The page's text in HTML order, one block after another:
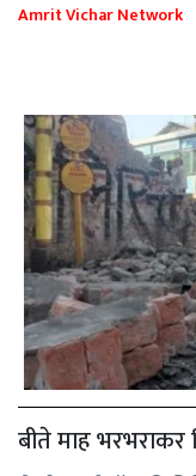
Amrit Vichar Network
बीते माह भरभराकर